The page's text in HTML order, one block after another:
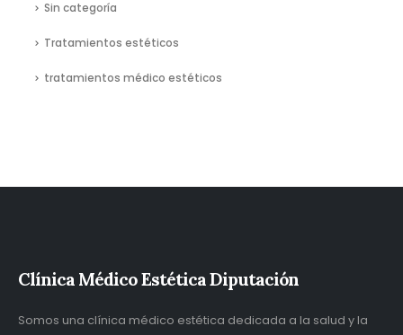
Sin categoría
Tratamientos estéticos
tratamientos médico estéticos
Clínica Médico Estética Diputación
Somos una clínica médico estética dedicada a la salud y la